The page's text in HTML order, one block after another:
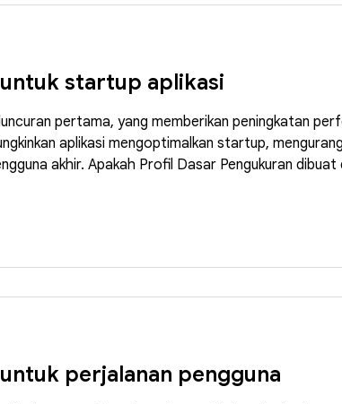
startup aplikasi
pertama, yang memberikan peningkatan
aplikasi mengoptimalkan startup,
akhir. Apakah Profil Dasar Pengukuran dibuat
perjalanan pengguna